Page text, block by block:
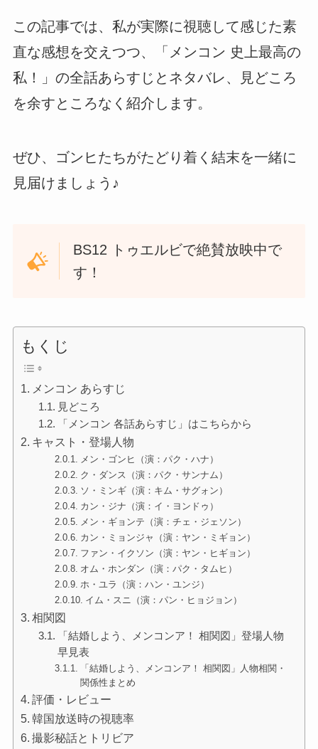
この記事では、私が実際に視聴して感じた素
直な感想を交えつつ、「メンコン 史上最高の
私！」の全話あらすじとネタバレ、見どころ
を余すところなく紹介します。
ぜひ、ゴンヒたちがたどり着く結末を一緒に
見届けましょう♪
BS12 トゥエルビで絶賛放映中で
す！
もくじ
メンコン あらすじ
見どころ
「メンコン 各話あらすじ」はこちらから
キャスト・登場人物
メン・ゴンヒ（演：パク・ハナ）
ク・ダンス（演：パク・サンナム）
ソ・ミンギ（演：キム・サグォン）
カン・ジナ（演：イ・ヨンドゥ）
メン・ギョンテ（演：チェ・ジェソン）
カン・ミョンジャ（演：ヤン・ミギョン）
ファン・イクソン（演：ヤン・ヒギョン）
オム・ホンダン（演：パク・タムヒ）
ホ・ユラ（演：ハン・ユンジ）
イム・スニ（演：パン・ヒョジョン）
相関図
「結婚しよう、メンコンア！ 相関図」登場人物
早見表
「結婚しよう、メンコンア！ 相関図」人物相関・
関係性まとめ
評価・レビュー
韓国放送時の視聴率
撮影秘話とトリビア